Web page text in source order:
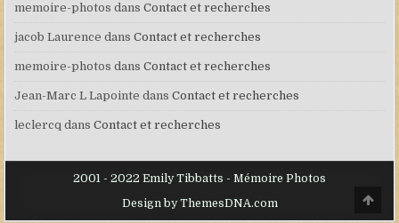
memoire-photos dansContact et recherches
jacob Laurence dansContact et recherches
memoire-photos dansContact et recherches
Jean-Marc L Lapointe dansContact et recherches
leclercq dansContact et recherches
2001 - 2022 Emily Tibbatts - Mémoire Photos
Design by ThemesDNA.com